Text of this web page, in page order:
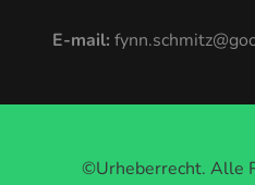
E-mail:
©Urheberrecht. Alle